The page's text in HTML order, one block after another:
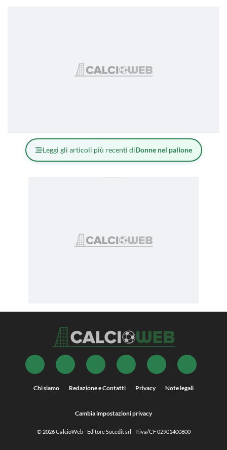
Leggi gli articoli più recenti diDonne nel pallone
Chi siamo Redazione e Contatti Privacy Note legali
Cambia impostazioni privacy
© 2026CalcioWeb- Editore Socedit srl - P.iva/CF 02901400800